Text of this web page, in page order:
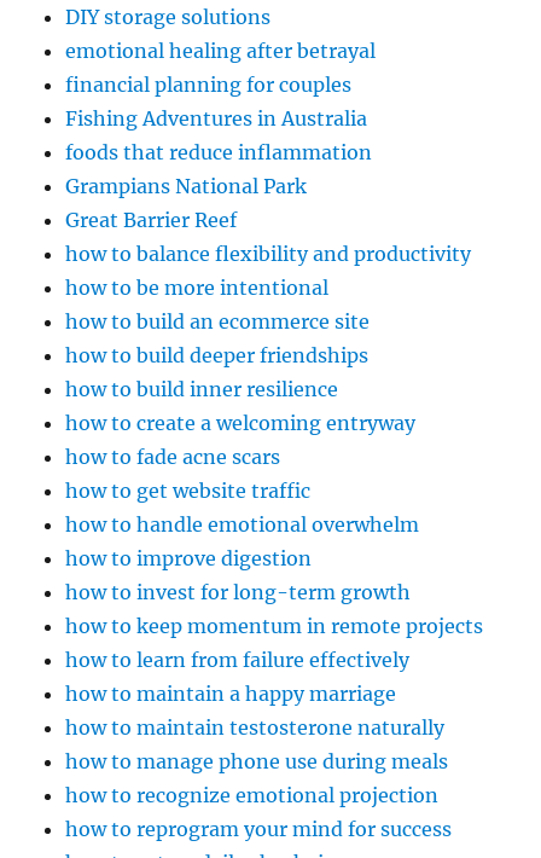
DIY storage solutions
emotional healing after betrayal
financial planning for couples
Fishing Adventures in Australia
foods that reduce inflammation
Grampians National Park
Great Barrier Reef
how to balance flexibility and productivity
how to be more intentional
how to build an ecommerce site
how to build deeper friendships
how to build inner resilience
how to create a welcoming entryway
how to fade acne scars
how to get website traffic
how to handle emotional overwhelm
how to improve digestion
how to invest for long-term growth
how to keep momentum in remote projects
how to learn from failure effectively
how to maintain a happy marriage
how to maintain testosterone naturally
how to manage phone use during meals
how to recognize emotional projection
how to reprogram your mind for success